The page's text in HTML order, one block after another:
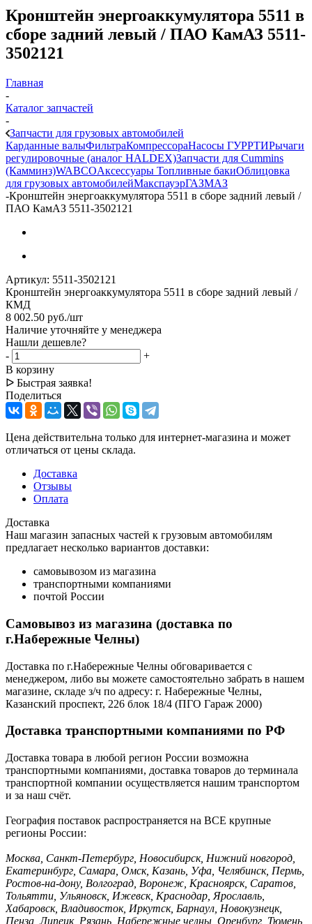
Кронштейн энергоаккумулятора 5511 в
сборе задний левый / ПАО КамАЗ 5511-
3502121
Главная
-
Каталог запчастей
-
Запчасти для грузовых автомобилей
Карданные валыФильтраКомпрессораНасосы ГУРРТИРычаги
регулировочные (аналог HALDEX)Запчасти для Cummins
(Камминз)WABCOАксессуары Топливные бакиОблицовка
для грузовых автомобилейМакспауэрГАЗМАЗ
-Кронштейн энергоаккумулятора 5511 в сборе задний левый /
ПАО КамАЗ 5511-3502121
Артикул: 5511-3502121
Кронштейн энергоаккумулятора 5511 в сборе задний левый /
КМД
8 002.50 руб./шт
Наличие уточняйте у менеджера
Нашли дешевле?
-
+
В корзину
ᐅ Быстрая заявка!
Поделиться
Цена действительна только для интернет-магазина и может
отличаться от цены склада.
Доставка
Отзывы
Оплата
Доставка
Наш магазин запасных частей к грузовым автомобилям
предлагает несколько вариантов доставки:
самовывозом из магазина
транспортными компаниями
почтой России
Самовывоз из магазина (доставка по
г.Набережные Челны)
Доставка по г.Набережные Челны обговаривается с
менеджером, либо вы можете самостоятельно забрать в нашем
магазине, складе з/ч по адресу: г. Набережные Челны,
Казанский проспект, 226 блок 18/4 (ПГО Гараж 2000)
Доставка транспортными компаниями по РФ
Доставка товара в любой регион России возможна
транспортными компаниями, доставка товаров до терминала
транспортной компании осуществляется нашим транспортом
и за наш счёт.
География поставок распространяется на ВСЕ крупные
регионы России:
Москва, Санкт-Петербург, Новосибирск, Нижний новгород,
Екатеринбург, Самара, Омск, Казань, Уфа, Челябинск, Пермь,
Ростов-на-дону, Волгоград, Воронеж, Красноярск, Саратов,
Тольятти, Ульяновск, Ижевск, Краснодар, Ярославль,
Хабаровск, Владивосток, Иркутск, Барнаул, Новокузнецк,
Пенза, Липецк, Рязань, Набережные челны, Оренбург, Тюмень,